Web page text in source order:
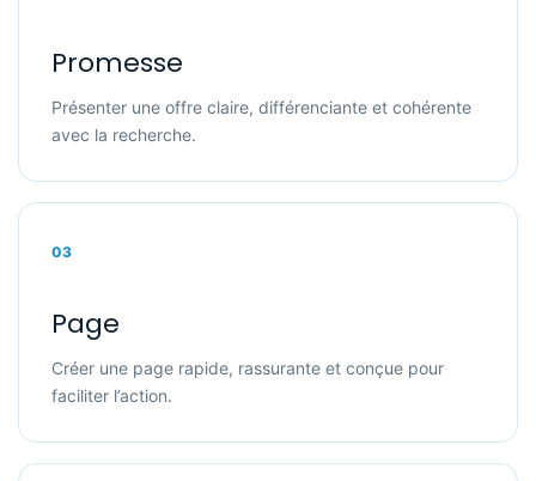
Promesse
Présenter une offre claire, différenciante et cohérente
avec la recherche.
03
Page
Créer une page rapide, rassurante et conçue pour
faciliter l’action.